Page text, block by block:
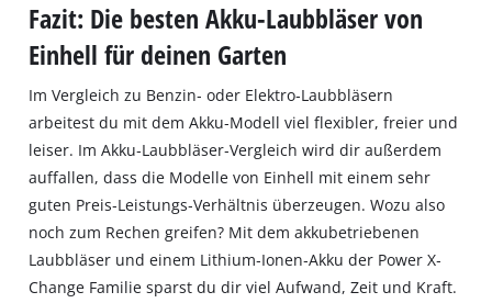
Fazit: Die besten Akku-Laubbläser von
Einhell für deinen Garten
Im Vergleich zu Benzin‐ oder Elektro‐Laubbläsern
arbeitest du mit dem Akku‐Modell viel flexibler, freier und
leiser. Im Akku‐Laubbläser‐Vergleich wird dir außerdem
auffallen, dass die Modelle von Einhell mit einem sehr
guten Preis‐Leistungs‐Verhältnis überzeugen. Wozu also
noch zum Rechen greifen? Mit dem akkubetriebenen
Laubbläser und einem Lithium‐Ionen‐Akku der Power X‐
Change Familie sparst du dir viel Aufwand, Zeit und Kraft.